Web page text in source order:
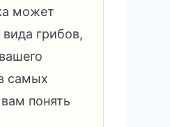
может
грибов,
самых
понять